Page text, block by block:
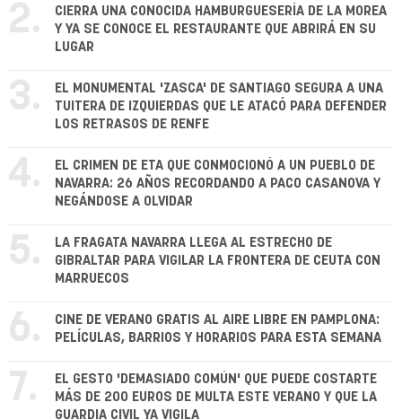
2.
CIERRA UNA CONOCIDA HAMBURGUESERÍA DE LA MOREA
Y YA SE CONOCE EL RESTAURANTE QUE ABRIRÁ EN SU
LUGAR
3.
EL MONUMENTAL 'ZASCA' DE SANTIAGO SEGURA A UNA
TUITERA DE IZQUIERDAS QUE LE ATACÓ PARA DEFENDER
LOS RETRASOS DE RENFE
4.
EL CRIMEN DE ETA QUE CONMOCIONÓ A UN PUEBLO DE
NAVARRA: 26 AÑOS RECORDANDO A PACO CASANOVA Y
NEGÁNDOSE A OLVIDAR
5.
LA FRAGATA NAVARRA LLEGA AL ESTRECHO DE
GIBRALTAR PARA VIGILAR LA FRONTERA DE CEUTA CON
MARRUECOS
6.
CINE DE VERANO GRATIS AL AIRE LIBRE EN PAMPLONA:
PELÍCULAS, BARRIOS Y HORARIOS PARA ESTA SEMANA
7.
EL GESTO 'DEMASIADO COMÚN' QUE PUEDE COSTARTE
MÁS DE 200 EUROS DE MULTA ESTE VERANO Y QUE LA
GUARDIA CIVIL YA VIGILA